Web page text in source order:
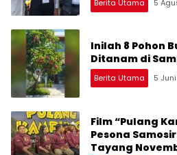
Berita Utama 5
Inilah 8 Pohon
Ditanam di
Berita Utama 5
Film “Pulang
Pesona
Tayang